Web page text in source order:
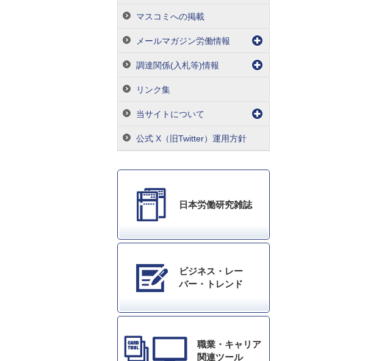
マスコミへの掲載
メールマガジン労働情報
調達関係(入札等)情報
リンク集
当サイトについて
公式 X（旧Twitter）運用方針
日本労働研究雑誌
ビジネス・レー
バー・トレンド
職業・キャリア
関連ツール